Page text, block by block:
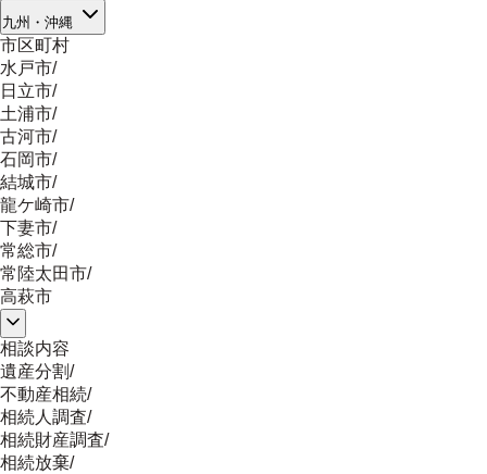
九州・沖縄
市区町村
水戸市/
日立市/
土浦市/
古河市/
石岡市/
結城市/
龍ケ崎市/
下妻市/
常総市/
常陸太田市/
高萩市
相談内容
遺産分割/
不動産相続/
相続人調査/
相続財産調査/
相続放棄/